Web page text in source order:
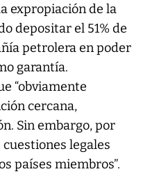
expropiación de la
depositar el 51% de
petrolera en poder
garantía.
“obviamente
cercana,
Sin embargo, por
legales
países miembros”.